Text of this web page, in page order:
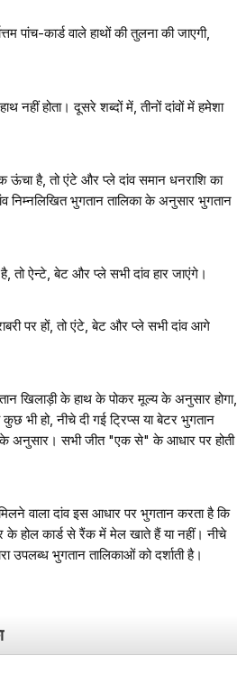
पांच-कार्ड वाले हाथों की तुलना की जाएगी,
नहीं होता। दूसरे शब्दों में, तीनों दांवों में हमेशा
ऊंचा है, तो एंटे और प्ले दांव समान धनराशि का
निम्नलिखित भुगतान तालिका के अनुसार भुगतान
तो ऐन्टे, बेट और प्ले सभी दांव हार जाएंगे।
पर हों, तो एंटे, बेट और प्ले सभी दांव आगे
खिलाड़ी के हाथ के पोकर मूल्य के अनुसार होगा,
भी हो, नीचे दी गई ट्रिप्स या बेटर भुगतान
अनुसार। सभी जीत "एक से" के आधार पर होती
वाला दांव इस आधार पर भुगतान करता है कि
के होल कार्ड से रैंक में मेल खाते हैं या नहीं। नीचे
उपलब्ध भुगतान तालिकाओं को दर्शाती है।